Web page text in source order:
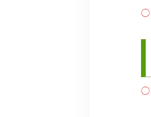
◯
◯